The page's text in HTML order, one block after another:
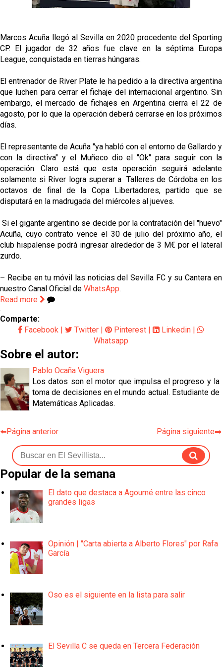
Banquillos confirmados: así queda la cantera del
Celta y Rayo agitan el mercado de La Liga
Previa | El Sevilla FC cierra la pretemporada con el
Marcos Acuña llegó al Sevilla en 2020 procedente del Sporting
CP. El jugador de 32 años fue clave en la séptima Europa
League, conquistada en tierras húngaras.
El entrenador de River Plate le ha pedido a la directiva argentina
que luchen para cerrar el fichaje del internacional argentino. Sin
embargo, el mercado de fichajes en Argentina cierra el 22 de
agosto, por lo que la operación deberá cerrarse en los próximos
días.
El representante de Acuña "ya habló con el entorno de Gallardo y
con la directiva" y el Muñeco dio el "Ok" para seguir con la
operación. Claro está que esta operación seguirá adelante
solamente si River logra superar a Talleres de Córdoba en los
octavos de final de la Copa Libertadores, partido que se
disputará en la madrugada del miércoles al jueves.
Si el gigante argentino se decide por la contratación del "huevo"
Acuña, cuyo contrato vence el 30 de julio del próximo año, el
club hispalense podrá ingresar alrededor de 3 M€ por el lateral
zurdo.
– Recibe en tu móvil las noticias del Sevilla FC y su Cantera en
nuestro Canal Oficial de WhatsApp.
Read more
Comparte:
Facebook
Twitter Pinterest Linkedin
Whatsapp
Sobre el autor:
Pablo Ocaña Viguera
Los datos son el motor que impulsa el progreso y la
toma de decisiones en el mundo actual. Estudiante de
Matemáticas Aplicadas.
⬅️Página anterior Página siguiente➡️
Popular de la semana
El dato que destaca a Agoumé entre las cinco
grandes ligas
Opinión | "Carta abierta a Alberto Flores" por Rafa
García
Oso es el siguiente en la lista para salir
El Sevilla C se queda en Tercera Federación